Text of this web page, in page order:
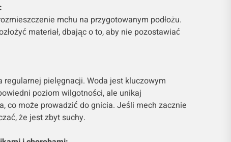
mchu na przygotowanym podłożu.
materiał, dbając o to, aby nie pozostawiać
regularnej pielęgnacji. Woda jest kluczowym
poziom wilgotności, ale unikaj
co może prowadzić do gnicia. Jeśli mech zacznie
że jest zbyt suchy.